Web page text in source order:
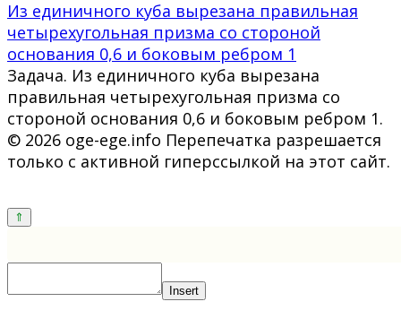
Из единичного куба вырезана правильная
четырехугольная призма со стороной
основания 0,6 и боковым ребром 1
Задача. Из единичного куба вырезана
правильная четырехугольная призма со
стороной основания 0,6 и боковым ребром 1.
© 2026 oge-ege.info Перепечатка разрешается
только с активной гиперссылкой на этот сайт.
Insert